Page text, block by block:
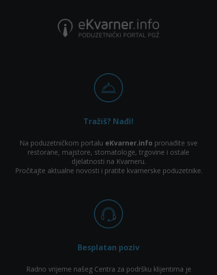
Tražiš? Nađi!
Na poduzetničkom portalu eKvarner.info pronađite sve
restorane, majstore, stomatologe, trgovine i ostale
djelatnosti na Kvarneru.
Pročitajte aktualne novosti i pratite kvarnerske poduzetnike.
Besplatan poziv
Radno vrijeme našeg Centra za podršku klijentima je